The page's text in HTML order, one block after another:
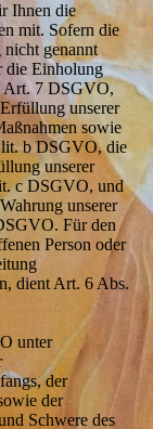
Ihnen die
mit. Sofern die
nicht genannt
die Einholung
Art. 7 DSGVO,
unserer
sowie
b DSGVO, die
unserer
c DSGVO, und
unserer
Für den
Person oder
dient Art. 6 Abs.
unter
der
der
Schwere des